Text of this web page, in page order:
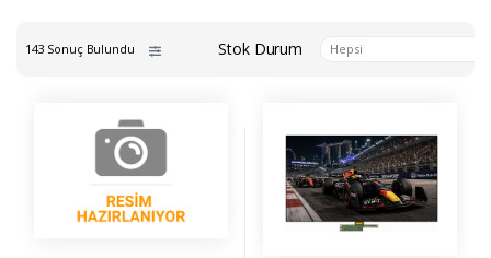
143 Sonuç Bulundu Stok Durum Hepsi